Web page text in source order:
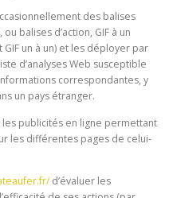
des balises
balises d’action, GIF à un
GIF un à un) et les déployer par
d’analyses Web susceptible
correspondantes, y
un pays étranger.
les publicités en ligne permettant
les différentes pages de celui-
d’évaluer les